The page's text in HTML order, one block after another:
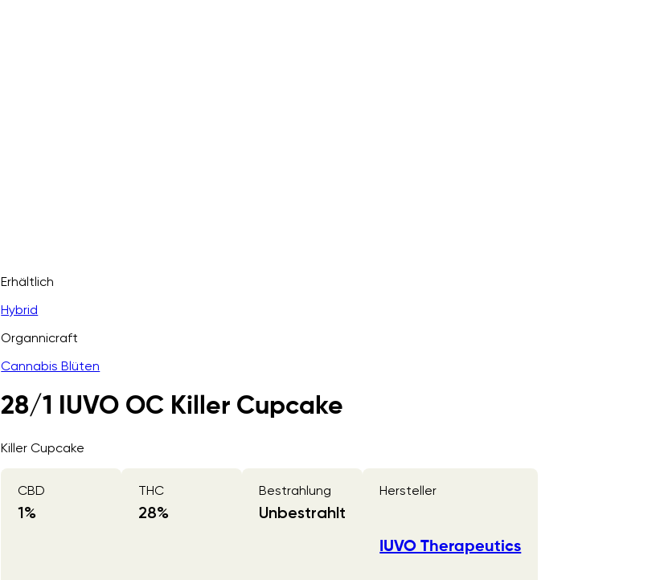
Erhältlich
Hybrid
Organnicraft
Cannabis Blüten
28/1 IUVO OC Killer Cupcake
Killer Cupcake
CBD
1%
THC
28%
Bestrahlung
Unbestrahlt
Hersteller
IUVO Therapeutics